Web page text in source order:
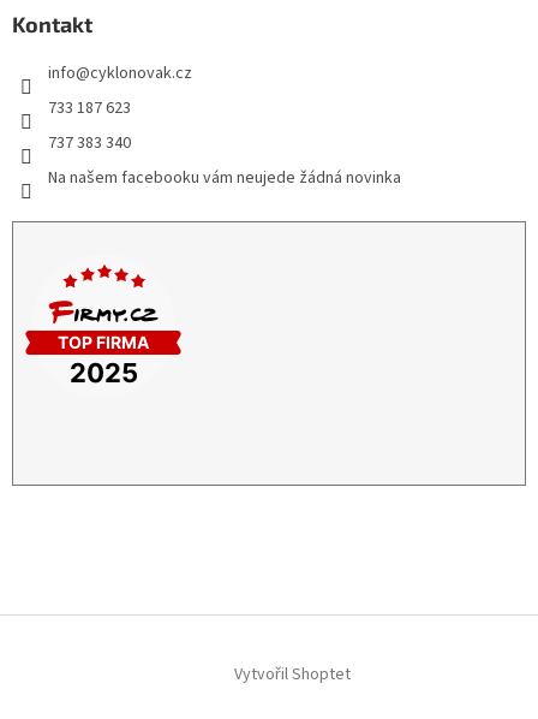
Kontakt
info@cyklonovak.cz
733 187 623
737 383 340
Na našem facebooku vám neujede žádná novinka
Vytvořil Shoptet